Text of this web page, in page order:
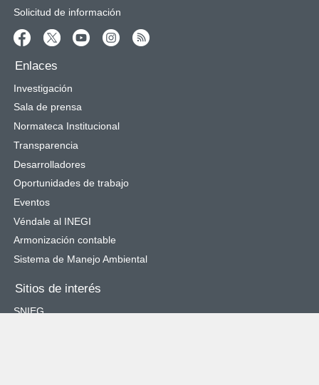
Solicitud de información
Enlaces
Investigación
Sala de prensa
Normateca Institucional
Transparencia
Desarrolladores
Oportunidades de trabajo
Eventos
Véndale al INEGI
Armonización contable
Sistema de Manejo Ambiental
Sitios de interés
SNIEG